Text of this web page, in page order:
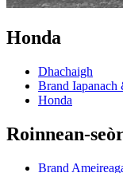
Honda
Dhachaigh
Brand Iapanach
Honda
Roinnean-
Brand